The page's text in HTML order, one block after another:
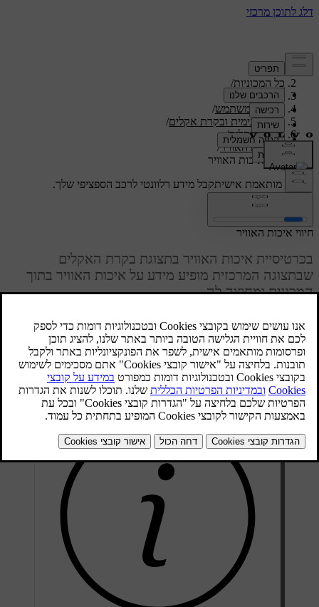
תמיכה/
כל המכוניות/
ES90 2026
/
מדריך למשתמש/
נוחות פנימית ובקרת אקלים/
בקרת אקלים/
איכות האוויר/
חיווי איכות האוויר
תמיכה מותאמת אישיתקבל מידע רלוונטי לרכב הספציפי שלך.
חיווי איכות האוויר
בכרטיסיית איכות האוויר בתצוגת בקרת האקלים
שבתצוגה המרכזית מופיע מידע על איכות האוויר בתוך
המכונית ומחוצה לה.
כרטיסיית איכות האוויר מציינת את האיכות של האוויר הפנימי והחיצוני.
החיישן מודד תכולה של חלקיקים הקטנים מ-2.5 µm בתא הנוסעים.
המידע על תכולת המזהמים מחוץ למכונית מסופק על-ידי שירות חיצוני
ומבוסס על נתונים שעברו מידול.